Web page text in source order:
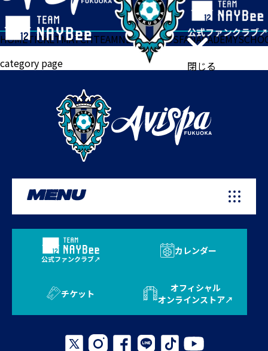
閉じる
HOMETICKETMATCHTEAMNEWSGOODSFANACADEMY
category page
MENU
公式ファンクラブ
カレンダー
チケット
オフィシャル
オンラインストア